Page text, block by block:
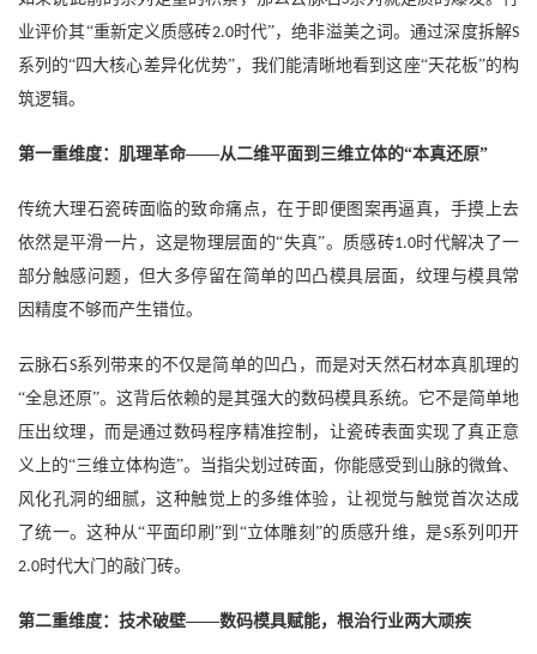
业评价其“重新定义质感砖2.0时代”，绝非溢美之词。通过深度拆解S
系列的“四大核心差异化优势”，我们能清晰地看到这座“天花板”的构
筑逻辑。
第一重维度：肌理革命——从二维平面到三维立体的“本真还原”
传统大理石瓷砖面临的致命痛点，在于即便图案再逼真，手摸上去
依然是平滑一片，这是物理层面的“失真”。质感砖1.0时代解决了一
部分触感问题，但大多停留在简单的凹凸模具层面，纹理与模具常
因精度不够而产生错位。
云脉石S系列带来的不仅是简单的凹凸，而是对天然石材本真肌理的
“全息还原”。这背后依赖的是其强大的数码模具系统。它不是简单地
压出纹理，而是通过数码程序精准控制，让瓷砖表面实现了真正意
义上的“三维立体构造”。当指尖划过砖面，你能感受到山脉的微耸、
风化孔洞的细腻，这种触觉上的多维体验，让视觉与触觉首次达成
了统一。这种从“平面印刷”到“立体雕刻”的质感升维，是S系列叩开
2.0时代大门的敲门砖。
第二重维度：技术破壁——数码模具赋能，根治行业两大顽疾